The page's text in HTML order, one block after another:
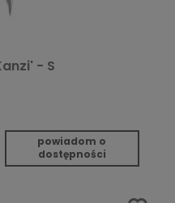
- S
powiadom o
dostępności